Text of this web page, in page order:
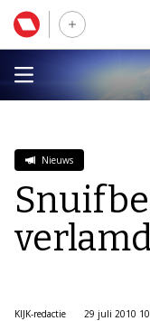
Nieuws
KIJK-redactie 29 juli 2010